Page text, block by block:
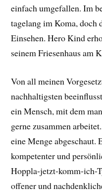
einfach umgefallen. Im
tagelang im Koma, doch
Einsehen. Hero Kind
seinem Friesenhaus am
Von all meinen
nachhaltigsten
ein Mensch, mit dem
gerne zusammen
eine Menge abgeschaut.
kompetenter und
Hoppla-jetzt-komm-ich-
offener und